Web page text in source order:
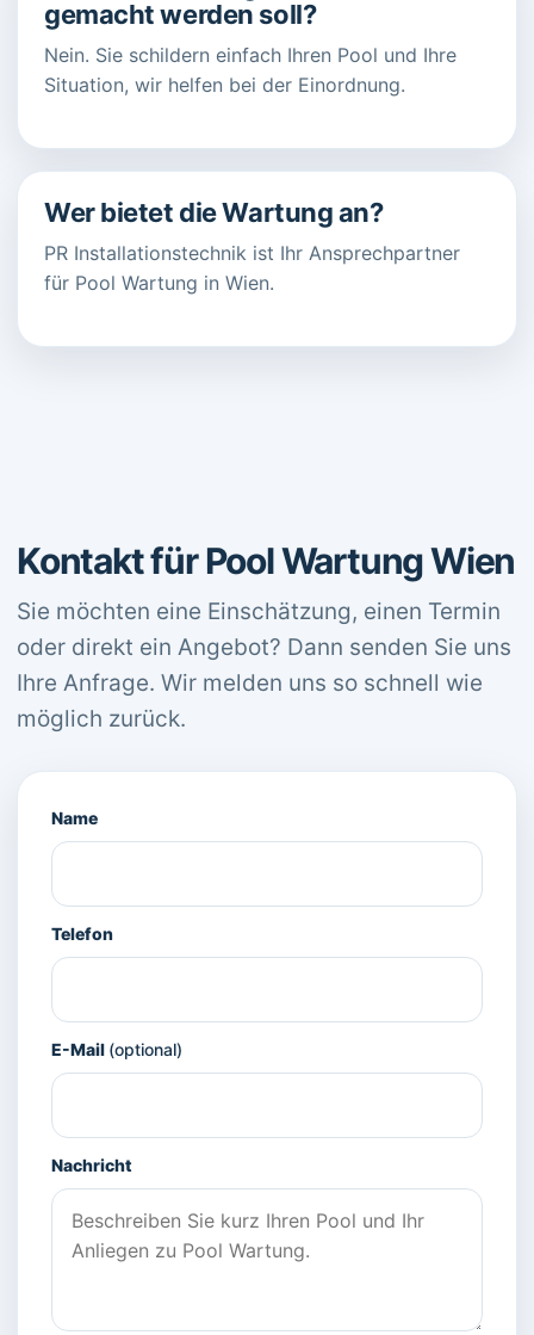
gemacht werden soll?
Nein. Sie schildern einfach Ihren Pool und Ihre
Situation, wir helfen bei der Einordnung.
Wer bietet die Wartung an?
PR Installationstechnik ist Ihr Ansprechpartner
für Pool Wartung in Wien.
Kontakt für Pool Wartung Wien
Sie möchten eine Einschätzung, einen Termin
oder direkt ein Angebot? Dann senden Sie uns
Ihre Anfrage. Wir melden uns so schnell wie
möglich zurück.
Name
Telefon
E-Mail (optional)
Nachricht